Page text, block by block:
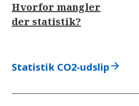
Hvorfor mangler
der statistik?
Statistik CO2-udslip arrow_forward